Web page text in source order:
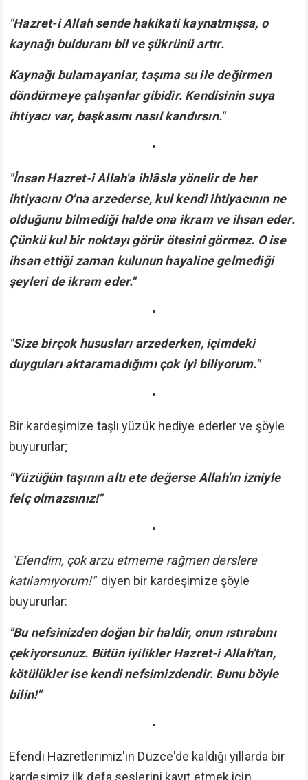
"Hazret-i Allah sende hakikati kaynatmışsa, o
kaynağı bulduranı bil ve şükrünü artır.
Kaynağı bulamayanlar, taşıma su ile değirmen
döndürmeye çalışanlar gibidir. Kendisinin suya
ihtiyacı var, başkasını nasıl kandırsın."
•
"İnsan Hazret-i Allah'a ihlâsla yönelir de her
ihtiyacını O'na arzederse, kul kendi ihtiyacının ne
olduğunu bilmediği halde ona ikram ve ihsan eder.
Çünkü kul bir noktayı görür ötesini görmez. O ise
ihsan ettiği zaman kulunun hayaline gelmediği
şeyleri de ikram eder."
•
"Size birçok hususları arzederken, içimdeki
duyguları aktaramadığımı çok iyi biliyorum."
•
Bir kardeşimize taşlı yüzük hediye ederler ve şöyle
buyururlar;
"Yüzüğün taşının altı ete değerse Allah'ın izniyle
felç olmazsınız!"
•
"Efendim, çok arzu etmeme rağmen derslere
katılamıyorum!" diyen bir kardeşimize şöyle
buyururlar:
"Bu nefsinizden doğan bir haldir, onun ıstırabını
çekiyorsunuz. Bütün iyilikler Hazret-i Allah'tan,
kötülükler ise kendi nefsimizdendir. Bunu böyle
bilin!"
•
Efendi Hazretlerimiz'in Düzce'de kaldığı yıllarda bir
kardeşimiz ilk defa seslerini kayıt etmek için